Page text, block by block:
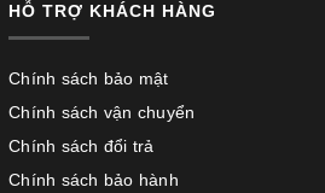
HỖ TRỢ KHÁCH HÀNG
Chính sách bảo mật
Chính sách vận chuyển
Chính sách đổi trả
Chính sách bảo hành